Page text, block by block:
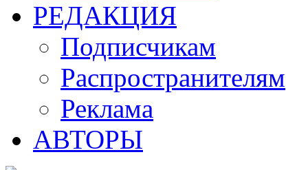
РЕДАКЦИЯ
Подписчикам
Распространителям
Реклама
АВТОРЫ